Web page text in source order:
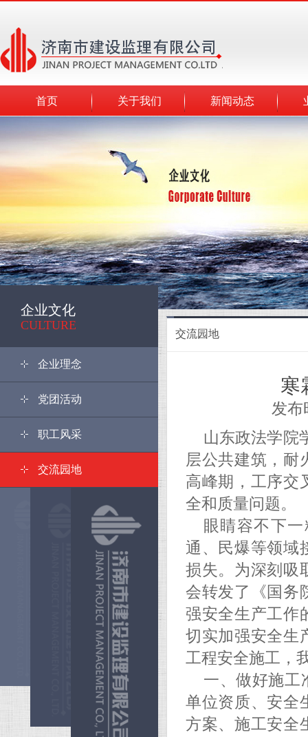
首页 关于我们 新闻动态
企业文化
CULTURE
企业理念
党团活动
职工风采
交流园地
交流园地
寒
发布
山东政法学院
层公共建筑，耐
高峰期，工序交
全和质量问题。
眼睛容不下
通、民爆等领域
损失。为深刻吸
会转发了《国务
强安全生产工作
切实加强安全生
工程安全施工，
一、做好施工
单位资质、安全
方案、施工安全